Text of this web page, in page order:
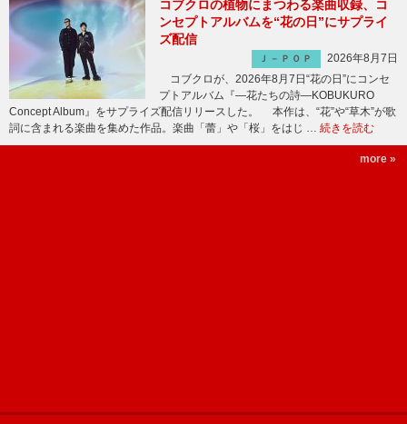
コブクロの植物にまつわる楽曲収録、コ
ンセプトアルバムを“花の日”にサプライ
ズ配信
Ｊ－ＰＯＰ
2026年8月7日
コブクロが、2026年8月7日“花の日”にコンセ
プトアルバム『―花たちの詩―KOBUKURO
Concept Album』をサプライズ配信リリースした。 本作は、“花”や“草木”が歌
詞に含まれる楽曲を集めた作品。楽曲「蕾」や「桜」をはじ … 続きを読む
more »